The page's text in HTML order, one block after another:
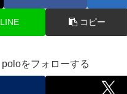
LINE コピー
poloをフォローする